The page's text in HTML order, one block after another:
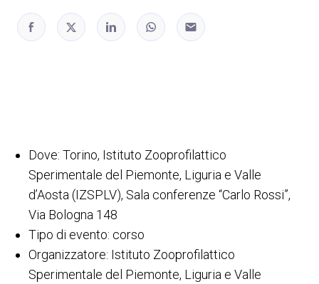
Dove: Torino, Istituto Zooprofilattico
Sperimentale del Piemonte, Liguria e Valle
d’Aosta (IZSPLV), Sala conferenze “Carlo Rossi”,
Via Bologna 148
Tipo di evento: corso
Organizzatore: Istituto Zooprofilattico
Sperimentale del Piemonte, Liguria e Valle